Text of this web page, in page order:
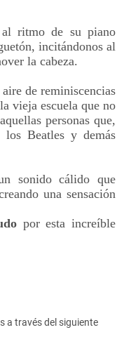
al ritmo de su piano
incitándonos al
la cabeza.
de reminiscencias
vieja escuela que no
personas que,
los Beatles y demás
sonido cálido que
una sensación
por esta increíble
a través del siguiente